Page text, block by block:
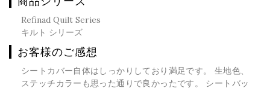
Refinad Quilt Series
キルト シリーズ
お客様のご感想
シートカバー自体はしっかりしており満足です。 生地色、
ステッチカラーも思った通りで良かったです。 シートバッ